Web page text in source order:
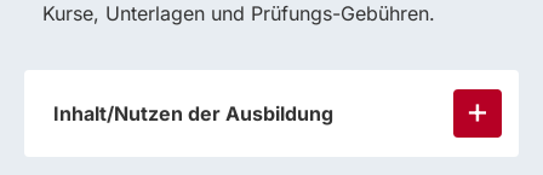
Kurse, Unterlagen und Prüfungs-Gebühren.
Inhalt/Nutzen der Ausbildung